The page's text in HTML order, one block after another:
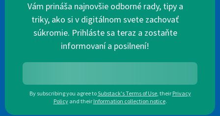
Vám prináša najnovšie odborné rady, tipy a
triky, ako si v digitálnom svete zachovať
súkromie. Prihláste sa teraz a zostaňte
informovaní a posilnení!
By subscribing you agree toSubstack's Terms of Use, their Privacy
Policy and their Information collection notice.